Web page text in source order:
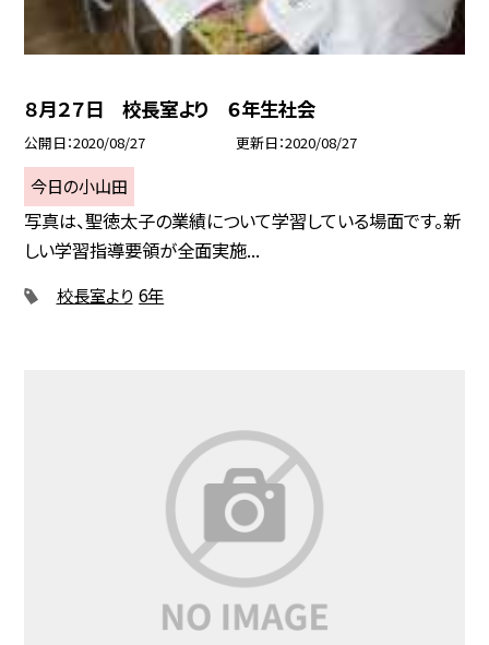
８月２７日 校長室より ６年生社会
公開日 2020/08/27 更新日 2020/08/27
今日の小山田
写真は、聖徳太子の業績について学習している場面です。新
しい学習指導要領が全面実施...
校長室より 6年